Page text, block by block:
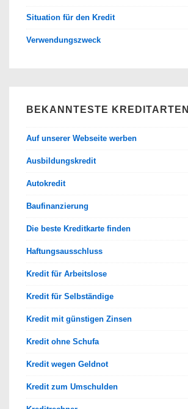
Situation für den Kredit
Verwendungszweck
BEKANNTESTE KREDITARTEN
Auf unserer Webseite werben
Ausbildungskredit
Autokredit
Baufinanzierung
Die beste Kreditkarte finden
Haftungsausschluss
Kredit für Arbeitslose
Kredit für Selbständige
Kredit mit günstigen Zinsen
Kredit ohne Schufa
Kredit wegen Geldnot
Kredit zum Umschulden